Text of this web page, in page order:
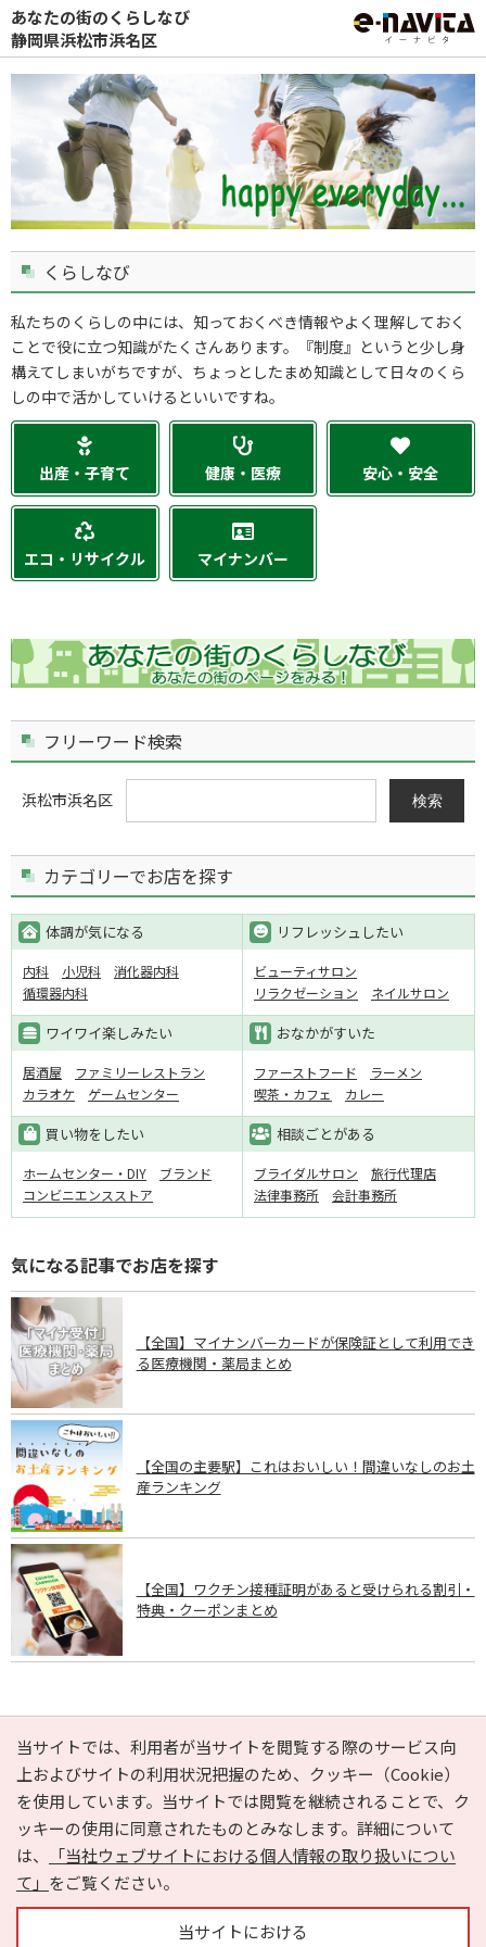
あなたの街のくらしなび
静岡県浜松市浜名区
くらしなび
私たちのくらしの中には、知っておくべき情報やよく理解しておく
ことで役に立つ知識がたくさんあります。『制度』というと少し身
構えてしまいがちですが、ちょっとしたまめ知識として日々のくら
しの中で活かしていけるといいですね。
出産・子育て 健康・医療 安心・安全
エコ・リサイクル マイナンバー
フリーワード検索
浜松市浜名区 検索
カテゴリーでお店を探す
体調が気になる
内科 小児科
消化器内科
循環器内科
リフレッシュしたい
ビューティサロン
リラクゼーション
ネイルサロン
ワイワイ楽しみたい
居酒屋
ファミリーレストラン
カラオケ
ゲームセンター
おなかがすいた
ファーストフード
ラーメン
喫茶・カフェ
カレー
買い物をしたい
ホームセンター・DIY
ブランド
コンビニエンスストア
相談ごとがある
ブライダルサロン
旅行代理店
法律事務所
会計事務所
気になる記事でお店を探す
【全国】マイナンバーカードが保険証として利用でき
る医療機関・薬局まとめ
【全国の主要駅】これはおいしい！間違いなしのお土
産ランキング
【全国】ワクチン接種証明があると受けられる割引・
特典・クーポンまとめ
PAGE TOP
当サイトでは、利用者が当サイトを閲覧する際のサービス向
上およびサイトの利用状況把握のため、クッキー（Cookie）
を使用しています。当サイトでは閲覧を継続されることで、ク
ッキーの使用に同意されたものとみなします。詳細について
は、
「当社ウェブサイトにおける個人情報の取り扱いについ
て」 をご覧ください。
当サイトにおける
e-NAVITA（イーナビタ）とは？ お気に入り
ヘルプ
利用規約
個人情報の取り扱いについて
運営会社
サイトマップ
広告掲載に関するお問い合わせ